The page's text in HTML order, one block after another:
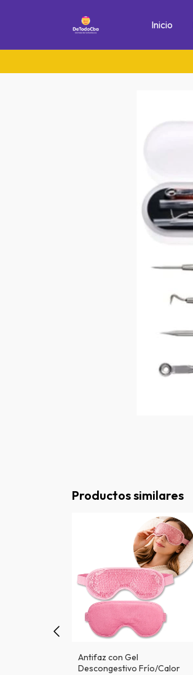
Inicio
Productos similares
Antifaz con Gel
Descongestivo Frío/Calor